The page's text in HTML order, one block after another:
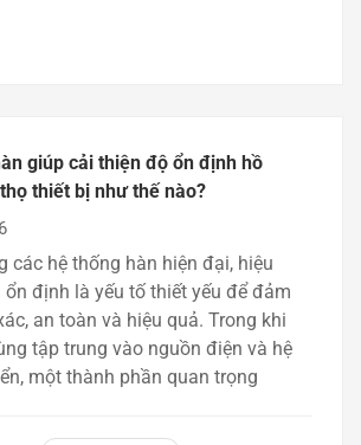
giúp cải thiện độ ổn định hồ
thiết bị như thế nào?
các hệ thống hàn hiện đại, hiệu
ổn định là yếu tố thiết yếu để đảm
an toàn và hiệu quả. Trong khi
tập trung vào nguồn điện và hệ
một thành phần quan trọng
hàn được lựa chọn đúng cách có